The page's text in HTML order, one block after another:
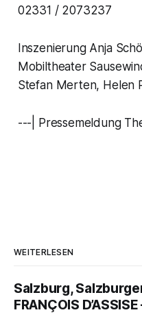
02331 / 2073237
Inszenierung Anja
Mobiltheater
Stefan Merten, Helen
---| Pressemeldung
WEITERLESEN
Salzburg,
FRANÇOIS